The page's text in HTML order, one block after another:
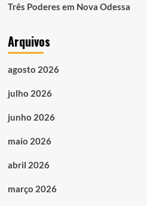
Três Poderes em Nova Odessa
Arquivos
agosto 2026
julho 2026
junho 2026
maio 2026
abril 2026
março 2026